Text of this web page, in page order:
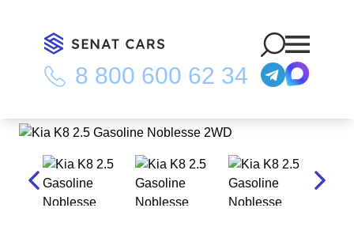
8 800 600 62 34
Главная Каталог/Kia K8 2.5 Gasoline Noblesse 2WD